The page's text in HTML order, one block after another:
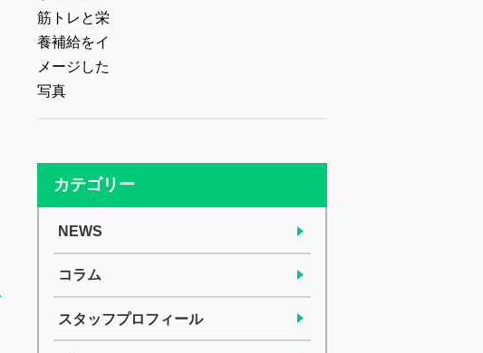
カテゴリー
NEWS
コラム
スタッフプロフィール